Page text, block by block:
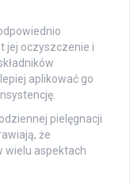
jej oczyszczenie i
aplikować go
pielęgnacji
że
wielu aspektach